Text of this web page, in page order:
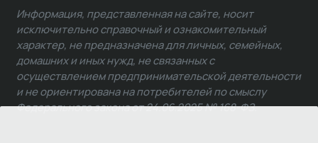
Информация, представленная на сайте, носит
исключительно справочный и ознакомительный
характер, не предназначена для личных, семейных,
домашних и иных нужд, не связанных с
осуществлением предпринимательской деятельности
и не ориентирована на потребителей по смыслу
Федерального закона от 24.06.2025 № 168-ФЗ.